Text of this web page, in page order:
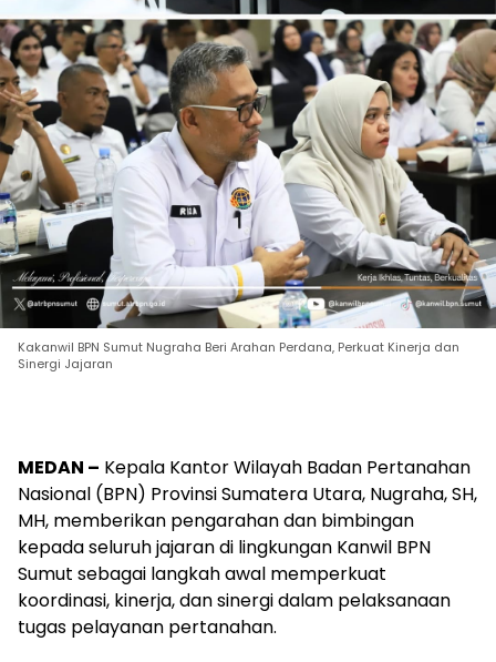
Kakanwil BPN Sumut Nugraha Beri Arahan Perdana, Perkuat Kinerja dan
Sinergi Jajaran
MEDAN – Kepala Kantor Wilayah Badan Pertanahan
Nasional (BPN) Provinsi Sumatera Utara, Nugraha, SH,
MH, memberikan pengarahan dan bimbingan
kepada seluruh jajaran di lingkungan Kanwil BPN
Sumut sebagai langkah awal memperkuat
koordinasi, kinerja, dan sinergi dalam pelaksanaan
tugas pelayanan pertanahan.